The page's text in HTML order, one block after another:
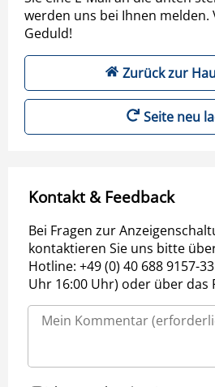
werden uns bei Ihnen melden.
Geduld!
Zurück zur
Seite neu
Kontakt & Feedback
Bei Fragen zur
kontaktieren Sie uns bitte
Hotline: +49 (0) 40 688 9157-
Uhr 16:00 Uhr) oder über das